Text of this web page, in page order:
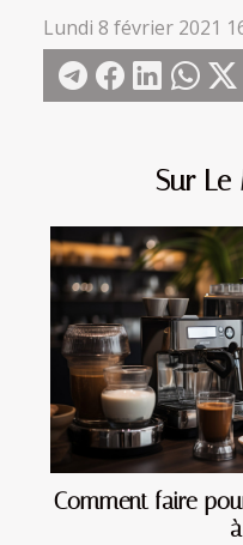
Sur Le
Comment faire
Lundi 8 février 2021